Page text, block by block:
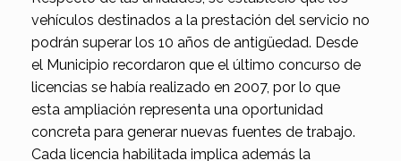
vehículos destinados a la prestación del servicio no
podrán superar los 10 años de antigüedad. Desde
el Municipio recordaron que el último concurso de
licencias se había realizado en 2007, por lo que
esta ampliación representa una oportunidad
concreta para generar nuevas fuentes de trabajo.
Cada licencia habilitada implica además la